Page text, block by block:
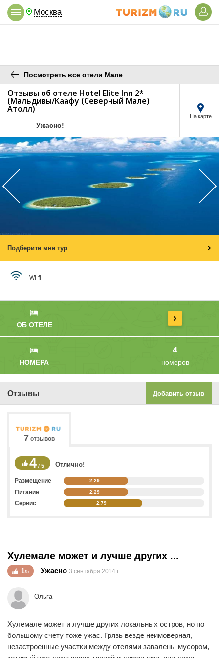
Москва
Посмотреть все отели Мале
Отзывы об отеле Hotel Elite Inn 2*
(Мальдивы/Каафу (Северный Мале)
Атолл)
Ужасно!
На карте
Подберите мне тур
Wi-fi
ОБ ОТЕЛЕ
НОМЕРА
4
номеров
Отзывы Добавить отзыв
7 отзывов
4 / 5 Отлично!
Размещение 2.29
Питание 2.29
Сервис 2.79
Хулемале может и лучше других ...
1/5 Ужасно 3 сентября 2014 г.
Ольга
Хулемале может и лучше других локальных остров, но по
большому счету тоже ужас. Грязь везде неимоверная,
незастроенные участки между отелями завалены мусором,